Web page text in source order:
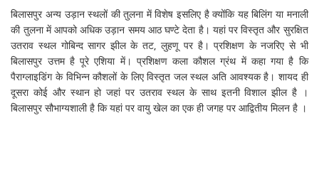
बिलासपुर अन्य उड़ान स्थलों की तुलना में विशेष इसलिए है क्योंकि यह बिलिंग या मनाली
की तुलना में आपको अधिक उड़ान समय आठ घण्टे देता है। यहां पर विस्तृत और सुरक्षित
उतराव स्थल गोबिन्द सागर झील के तट, लुहणू पर है। प्रशिक्षण के नजरिए से भी
बिलासपुर उत्तम है पूरे एशिया में। प्रशिक्षण कला कौशल ग्रंथ में कहा गया है कि
पैराग्लाइडिंग के विभिन्न कौशलों के लिए विस्तृत जल स्थल अति आवश्यक है। शायद ही
दूसरा कोई और स्थान हो जहां पर उतराव स्थल के साथ इतनी विशाल झील है ।
बिलासपुर सौभाग्यशाली है कि यहां पर वायु खेल का एक ही जगह पर आद्वितीय मिलन है ।